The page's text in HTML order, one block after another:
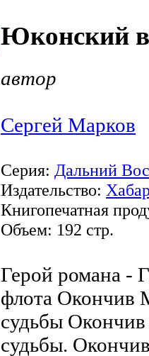
Юконский
автор
Сергей Марков
Серия: Дальний
Издательство:
Книгопечатная
Объем: 192 стр.
Герой романа -
флота Окончив
судьбы Окончив
судьбы.